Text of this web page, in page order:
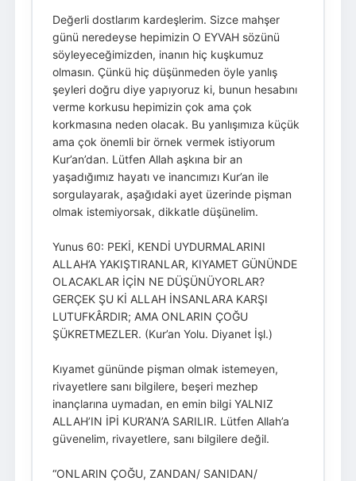
Değerli dostlarım kardeşlerim. Sizce mahşer
günü neredeyse hepimizin O EYVAH sözünü
söyleyeceğimizden, inanın hiç kuşkumuz
olmasın. Çünkü hiç düşünmeden öyle yanlış
şeyleri doğru diye yapıyoruz ki, bunun hesabını
verme korkusu hepimizin çok ama çok
korkmasına neden olacak. Bu yanlışımıza küçük
ama çok önemli bir örnek vermek istiyorum
Kur’an’dan. Lütfen Allah aşkına bir an
yaşadığımız hayatı ve inancımızı Kur’an ile
sorgulayarak, aşağıdaki ayet üzerinde pişman
olmak istemiyorsak, dikkatle düşünelim.
Yunus 60: PEKİ, KENDİ UYDURMALARINI
ALLAH’A YAKIŞTIRANLAR, KIYAMET GÜNÜNDE
OLACAKLAR İÇİN NE DÜŞÜNÜYORLAR?
GERÇEK ŞU Kİ ALLAH İNSANLARA KARŞI
LUTUFKÂRDIR; AMA ONLARIN ÇOĞU
ŞÜKRETMEZLER. (Kur’an Yolu. Diyanet İşl.)
Kıyamet gününde pişman olmak istemeyen,
rivayetlere sanı bilgilere, beşeri mezhep
inançlarına uymadan, en emin bilgi YALNIZ
ALLAH’IN İPİ KUR’AN’A SARILIR. Lütfen Allah’a
güvenelim, rivayetlere, sanı bilgilere değil.
“ONLARIN ÇOĞU, ZANDAN/ SANIDAN/